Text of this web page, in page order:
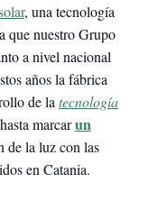
, una tecnología
que nuestro Grupo
a nivel nacional
años la fábrica
de la tecnología
marcarun
de la luz con las
en Catania.